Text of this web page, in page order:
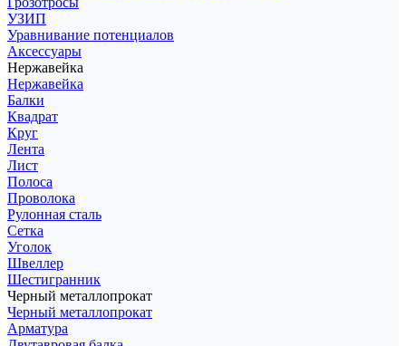
УЗИП
Уравнивание потенциалов
Аксессуары
Нержавейка
Нержавейка
Балки
Квадрат
Круг
Лента
Лист
Полоса
Проволока
Рулонная сталь
Сетка
Уголок
Швеллер
Шестигранник
Черный металлопрокат
Черный металлопрокат
Арматура